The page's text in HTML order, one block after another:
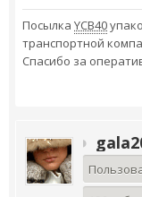
Посылка YCB40
транспортной
Спасибо за